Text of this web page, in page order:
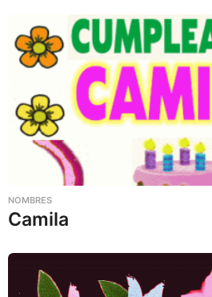
NOMBRES
Camila